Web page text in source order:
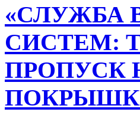
«СЛУЖБА
СИСТЕМ:
ПРОПУСК